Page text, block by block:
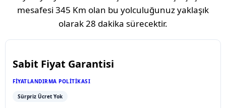
mesafesi 345 Km olan bu yolculuğunuz yaklaşık
olarak28 dakika sürecektir.
Sabit Fiyat Garantisi
FIYATLANDIRMA POLITIKASI
Sürpriz Ücret Yok